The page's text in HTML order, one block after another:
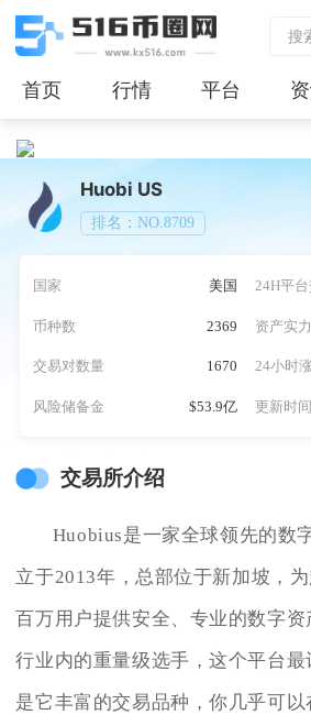
首页 行情 平台
Huobi US
排名：NO.8709
国家 美国 24H平
币种数 2369 资产实力
交易对数量 1670 24小时
风险储备金 $53.9亿 更新时间
交易所介绍
Huobius是一家全球领先的数
立于2013年，总部位于新加坡，
百万用户提供安全、专业的数字
行业内的重量级选手，这个平台
是它丰富的交易品种，你几乎可